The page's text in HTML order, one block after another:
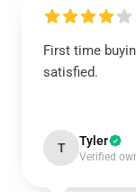
First time
satisfied.
T Tyler
Verified